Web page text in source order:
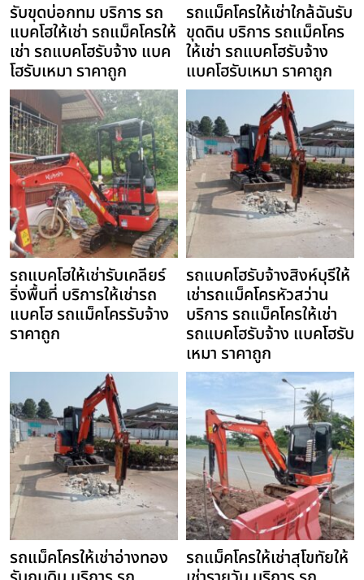
รับขุดบ่อกทม บริการ รถ
แบคโฮให้เช่า รถแม็คโครให้
เช่า รถแบคโฮรับจ้าง แบค
โฮรับเหมา ราคาถูก
รถแม็คโครให้เช่าใกล้ฉันรับ
ขุดดิน บริการ รถแม็คโคร
ให้เช่า รถแบคโฮรับจ้าง
แบคโฮรับเหมา ราคาถูก
รถแบคโฮให้เช่ารับเคลียร์
ริ่งพื้นที่ บริการให้เช่ารถ
แบคโฮ รถแม็คโครรับจ้าง
ราคาถูก
รถแบคโฮรับจ้างสิงห์บุรีให้
เช่ารถแม็คโครหัวสว่าน
บริการ รถแม็คโครให้เช่า
รถแบคโฮรับจ้าง แบคโฮรับ
เหมา ราคาถูก
รถแม็คโครให้เช่าอ่างทอง
รถแม็คโครให้เช่าสุโขทัยให้